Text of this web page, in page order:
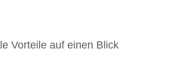
Vorteile auf einen Blick